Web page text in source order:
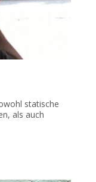
statische
als auch